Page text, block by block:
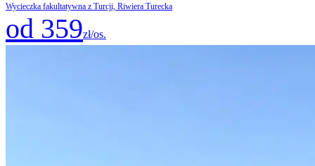
Wycieczka fakultatywna z Turcji, Riwiera Turecka
od 359zł/os.